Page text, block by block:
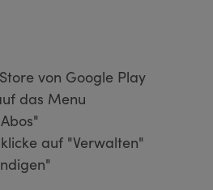
von Google Play
das Menu
auf "Verwalten"